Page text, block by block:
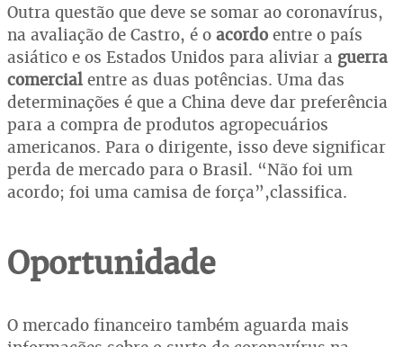
Outra questão que deve se somar ao coronavírus,
na avaliação de Castro, é o acordo entre o país
asiático e os Estados Unidos para aliviar a guerra
comercial entre as duas potências. Uma das
determinações é que a China deve dar preferência
para a compra de produtos agropecuários
americanos. Para o dirigente, isso deve significar
perda de mercado para o Brasil. “Não foi um
acordo; foi uma camisa de força”,classifica.
Oportunidade
O mercado financeiro também aguarda mais